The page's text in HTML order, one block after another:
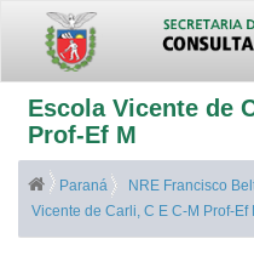
Escola Vicente de
Prof-Ef M
Paraná NRE Francisco
Vicente de Carli, C E C-M Prof-Ef